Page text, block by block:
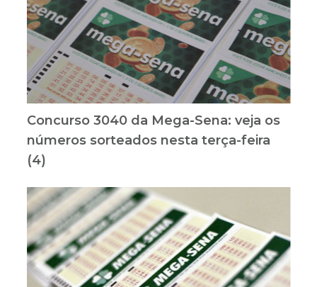
Concurso 3040 da Mega-Sena: veja os
números sorteados nesta terça-feira
(4)